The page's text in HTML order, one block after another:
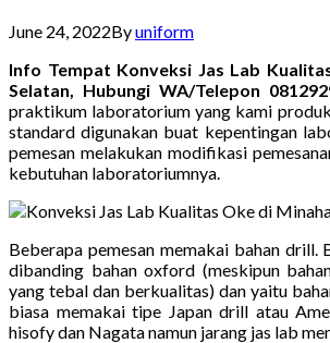
June 24, 2022Byuniform
Info Tempat Konveksi Jas Lab
Selatan, Hubungi WA/Telepon
praktikum laboratorium yang kami
standard digunakan buat kepentingan
pemesan melakukan modifikasi
kebutuhan laboratoriumnya.
Beberapa pemesan memakai bahan drill.
dibanding bahan oxford (meskipun
yang tebal dan berkualitas) dan yaitu
biasa memakai tipe Japan drill atau
hisofy dan Nagata namun jarang jas lab